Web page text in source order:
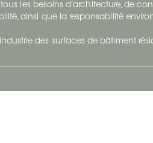
les besoins d'architecture, de
ainsi que la responsabilité
des surfaces de bâtiment